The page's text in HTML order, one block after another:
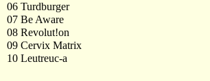
06 Turdburger
07 Be Aware
08 Revolut!on
09 Cervix Matrix
10 Leutreuc-a